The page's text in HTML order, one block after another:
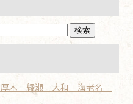
厚木 綾瀬 大和 海老名